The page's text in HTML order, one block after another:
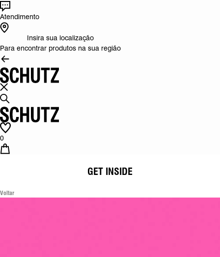
Atendimento
Insira sua localização
Para encontrar produtos na sua região
0
GET INSIDE
Voltar